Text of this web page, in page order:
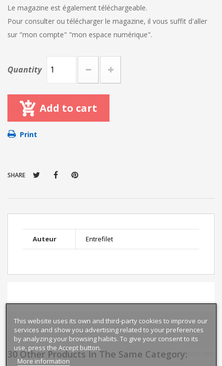
Le magazine est également téléchargeable.
Pour consulter ou télécharger le magazine, il vous suffit d'aller
sur "mon compte" "mon espace numérique".
Quantity
Add to cart
Print
SHARE
Auteur Entrefilet
30 Other Products In The Same Category:
This website uses its own and third-party cookies to improve our
services and show you advertising related to your preferences
by analyzing your browsing habits. To give your consent to its
use, press the Accept button.
More information